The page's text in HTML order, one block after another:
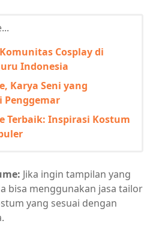
Cosplay di
Indonesia
Karya Seni yang
Penggemar
Terbaik: Inspirasi Kostum
Jika ingin tampilan yang
bisa menggunakan jasa tailor
yang sesuai dengan